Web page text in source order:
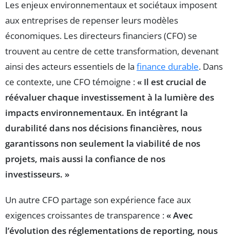
Les enjeux environnementaux et sociétaux imposent
aux entreprises de repenser leurs modèles
économiques. Les directeurs financiers (CFO) se
trouvent au centre de cette transformation, devenant
ainsi des acteurs essentiels de la finance durable. Dans
ce contexte, une CFO témoigne :« Il est crucial de
réévaluer chaque investissement à la lumière des
impacts environnementaux. En intégrant la
durabilité dans nos décisions financières, nous
garantissons non seulement la viabilité de nos
projets, mais aussi la confiance de nos
investisseurs. »
Un autre CFO partage son expérience face aux
exigences croissantes de transparence :« Avec
l’évolution des réglementations de reporting, nous